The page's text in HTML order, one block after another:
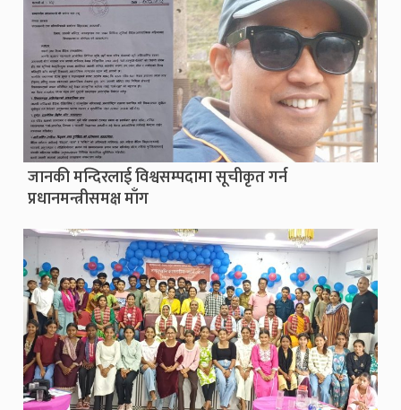
जानकी मन्दिरलाई विश्वसम्पदामा सूचीकृत गर्न
प्रधानमन्त्रीसमक्ष माँग